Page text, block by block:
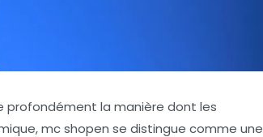
profondément la manière dont les
mc shopen se distingue comme une